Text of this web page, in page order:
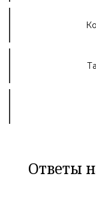
Ответы